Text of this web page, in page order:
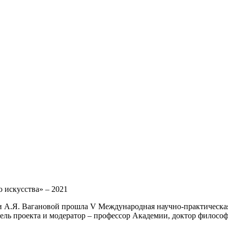
– 2021
А.Я. Вагановой прошла V Международная научно-
проекта и модератор – профессор Академии, доктор